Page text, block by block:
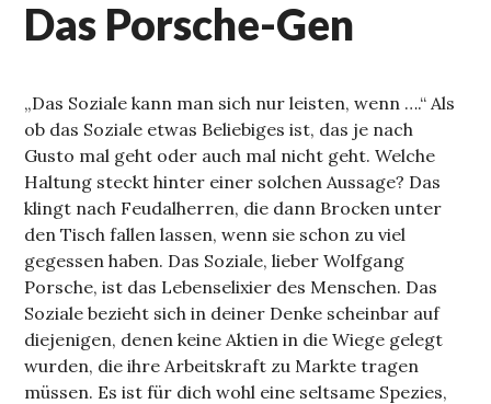
Das Porsche-Gen
„Das Soziale kann man sich nur leisten, wenn ….“ Als
ob das Soziale etwas Beliebiges ist, das je nach
Gusto mal geht oder auch mal nicht geht. Welche
Haltung steckt hinter einer solchen Aussage? Das
klingt nach Feudalherren, die dann Brocken unter
den Tisch fallen lassen, wenn sie schon zu viel
gegessen haben. Das Soziale, lieber Wolfgang
Porsche, ist das Lebenselixier des Menschen. Das
Soziale bezieht sich in deiner Denke scheinbar auf
diejenigen, denen keine Aktien in die Wiege gelegt
wurden, die ihre Arbeitskraft zu Markte tragen
müssen. Es ist für dich wohl eine seltsame Spezies,